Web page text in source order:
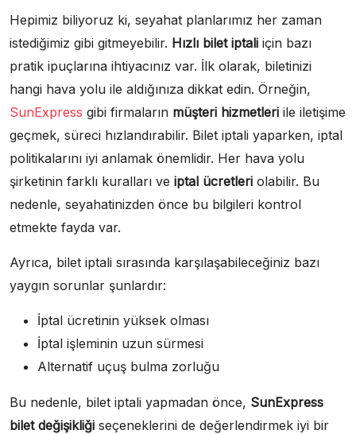
Hepimiz biliyoruz ki, seyahat planlarımız her zaman
istediğimiz gibi gitmeyebilir. Hızlı bilet iptali için bazı
pratik ipuçlarına ihtiyacınız var. İlk olarak, biletinizi
hangi hava yolu ile aldığınıza dikkat edin. Örneğin,
SunExpress gibi firmaların müşteri hizmetleri ile iletişime
geçmek, süreci hızlandırabilir. Bilet iptali yaparken, iptal
politikalarını iyi anlamak önemlidir. Her hava yolu
şirketinin farklı kuralları ve iptal ücretleri olabilir. Bu
nedenle, seyahatinizden önce bu bilgileri kontrol
etmekte fayda var.
Ayrıca, bilet iptali sırasında karşılaşabileceğiniz bazı
yaygın sorunlar şunlardır:
İptal ücretinin yüksek olması
İptal işleminin uzun sürmesi
Alternatif uçuş bulma zorluğu
Bu nedenle, bilet iptali yapmadan önce, SunExpress
bilet değişikliği seçeneklerini de değerlendirmek iyi bir